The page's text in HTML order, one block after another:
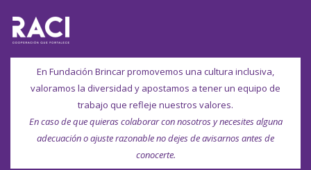
En Fundación Brincar promovemos una cultura inclusiva,
valoramos la diversidad y apostamos a tener un equipo de
trabajo que refleje nuestros valores.
En caso de que quieras colaborar con nosotros y necesites alguna
adecuación o ajuste razonable no dejes de avisarnos antes de
conocerte.